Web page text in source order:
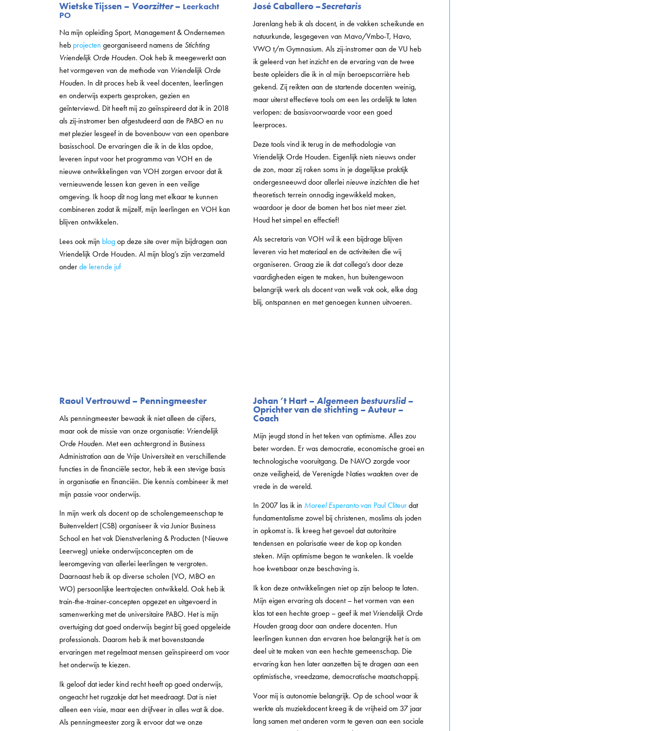
Wietske Tijssen – Voorzitter– Leerkacht
PO
Na mijn opleiding Sport, Management & Ondernemen
heb projecten georganiseerd namens de Stichting
Vriendelijk Orde Houden. Ook heb ik meegewerkt aan
het vormgeven van de methode van Vriendelijk Orde
Houden. In dit proces heb ik veel docenten, leerlingen
en onderwijs experts gesproken, gezien en
geïnterviewd. Dit heeft mij zo geïnspireerd dat ik in 2018
als zij-instromer ben afgestudeerd aan de PABO en nu
met plezier lesgeef in de bovenbouw van een openbare
basisschool. De ervaringen die ik in de klas opdoe,
leveren input voor het programma van VOH en de
nieuwe ontwikkelingen van VOH zorgen ervoor dat ik
vernieuwende lessen kan geven in een veilige
omgeving. Ik hoop dit nog lang met elkaar te kunnen
combineren zodat ik mijzelf, mijn leerlingen en VOH kan
blijven ontwikkelen.
Lees ook mijn blogop deze site over mijn bijdragen aan
Vriendelijk Orde Houden. Al mijn blog’s zijn verzameld
onderde lerende juf
José Caballero –Secretaris
Jarenlang heb ik als docent, in de vakken scheikunde en
natuurkunde, lesgegeven van Mavo/Vmbo-T, Havo,
VWO t/m Gymnasium. Als zij-instromer aan de VU heb
ik geleerd van het inzicht en de ervaring van de twee
beste opleiders die ik in al mijn beroepscarrière heb
gekend. Zij reikten aan de startende docenten weinig,
maar uiterst effectieve tools om een les ordelijk te laten
verlopen: de basisvoorwaarde voor een goed
leerproces.
Deze tools vind ik terug in de methodologie van
Vriendelijk Orde Houden. Eigenlijk niets nieuws onder
de zon, maar zij raken soms in je dagelijkse praktijk
ondergesneeuwd door allerlei nieuwe inzichten die het
theoretisch terrein onnodig ingewikkeld maken,
waardoor je door de bomen het bos niet meer ziet.
Houd het simpel en effectief!
Als secretaris van VOH wil ik een bijdrage blijven
leveren via het materiaal en de activiteiten die wij
organiseren. Graag zie ik dat collega’s door deze
vaardigheden eigen te maken, hun buitengewoon
belangrijk werk als docent van welk vak ook, elke dag
blij, ontspannen en met genoegen kunnen uitvoeren.
Raoul Vertrouwd – Penningmeester
Als penningmeester bewaak ik niet alleen de cijfers,
maar ook de missie van onze organisatie: Vriendelijk
Orde Houden. Met een achtergrond in Business
Administration aan de Vrije Universiteit en verschillende
functies in de financiële sector, heb ik een stevige basis
in organisatie en financiën. Die kennis combineer ik met
mijn passie voor onderwijs.
In mijn werk als docent op de scholengemeenschap te
Buitenveldert (CSB) organiseer ik via Junior Business
School en het vak Dienstverlening & Producten (Nieuwe
Leerweg) unieke onderwijsconcepten om de
leeromgeving van allerlei leerlingen te vergroten.
Daarnaast heb ik op diverse scholen (VO, MBO en
WO) persoonlijke leertrajecten ontwikkeld. Ook heb ik
train-the-trainer-concepten opgezet en uitgevoerd in
samenwerking met de universitaire PABO. Het is mijn
overtuiging dat goed onderwijs begint bij goed opgeleide
professionals. Daarom heb ik met bovenstaande
ervaringen met regelmaat mensen geïnspireerd om voor
het onderwijs te kiezen.
Ik geloof dat ieder kind recht heeft op goed onderwijs,
ongeacht het rugzakje dat het meedraagt. Dat is niet
alleen een visie, maar een drijfveer in alles wat ik doe.
Als penningmeester zorg ik ervoor dat we onze
Johan ’t Hart –Algemeen bestuurslid –
Oprichter van de stichting –Auteur –
Coach
Mijn jeugd stond in het teken van optimisme. Alles zou
beter worden. Er was democratie, economische groei en
technologische vooruitgang. De NAVO zorgde voor
onze veiligheid, de Verenigde Naties waakten over de
vrede in de wereld.
In 2007 las ik in Moreel Esperantovan Paul Cliteurdat
fundamentalisme zowel bij christenen, moslims als joden
in opkomst is. Ik kreeg het gevoel dat autoritaire
tendensen en polarisatie weer de kop op konden
steken. Mijn optimisme begon te wankelen. Ik voelde
hoe kwetsbaar onze beschaving is.
Ik kon deze ontwikkelingen niet op zijn beloop te laten.
Mijn eigen ervaring als docent – het vormen van een
klas tot een hechte groep – geef ik metVriendelijk Orde
Houden graag door aan andere docenten. Hun
leerlingen kunnen dan ervaren hoe belangrijk het is om
deel uit te maken van een hechte gemeenschap. Die
ervaring kan hen later aanzetten bij te dragen aan een
optimistische, vreedzame, democratische maatschappij.
Voor mij is autonomie belangrijk. Op de school waar ik
werkte als muziekdocent kreeg ik de vrijheid om 37 jaar
lang samen met anderen vorm te geven aan een sociale